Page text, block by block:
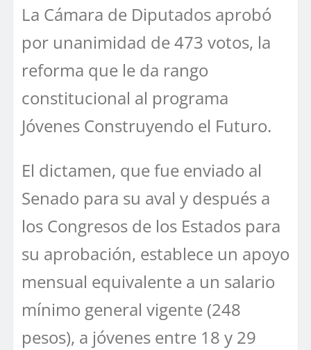
La Cámara de Diputados aprobó
por unanimidad de 473 votos, la
reforma que le da rango
constitucional al programa
Jóvenes Construyendo el Futuro.
El dictamen, que fue enviado al
Senado para su aval y después a
los Congresos de los Estados para
su aprobación, establece un apoyo
mensual equivalente a un salario
mínimo general vigente (248
pesos), a jóvenes entre 18 y 29